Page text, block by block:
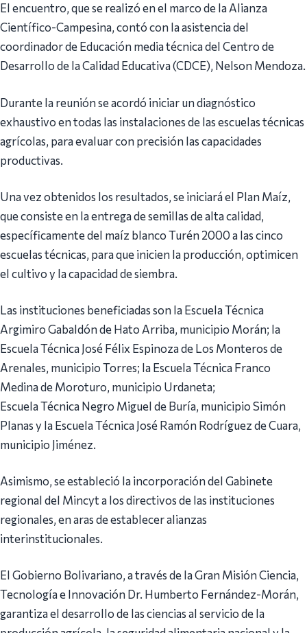
El encuentro, que se realizó en el marco de la Alianza
Científico-Campesina, contó con la asistencia del
coordinador de Educación media técnica del Centro de
Desarrollo de la Calidad Educativa (CDCE), Nelson Mendoza.
Durante la reunión se acordó iniciar un diagnóstico
exhaustivo en todas las instalaciones de las escuelas técnicas
agrícolas, para evaluar con precisión las capacidades
productivas.
Una vez obtenidos los resultados, se iniciará el Plan Maíz,
que consiste en la entrega de semillas de alta calidad,
específicamente del maíz blanco Turén 2000 a las cinco
escuelas técnicas, para que inicien la producción, optimicen
el cultivo y la capacidad de siembra.
Las instituciones beneficiadas son la Escuela Técnica
Argimiro Gabaldón de Hato Arriba, municipio Morán; la
Escuela Técnica José Félix Espinoza de Los Monteros de
Arenales, municipio Torres; la Escuela Técnica Franco
Medina de Moroturo, municipio Urdaneta;
Escuela Técnica Negro Miguel de Buría, municipio Simón
Planas y la Escuela Técnica José Ramón Rodríguez de Cuara,
municipio Jiménez.
Asimismo, se estableció la incorporación del Gabinete
regional del Mincyt a los directivos de las instituciones
regionales, en aras de establecer alianzas
interinstitucionales.
El Gobierno Bolivariano, a través de la Gran Misión Ciencia,
Tecnología e Innovación Dr. Humberto Fernández-Morán,
garantiza el desarrollo de las ciencias al servicio de la